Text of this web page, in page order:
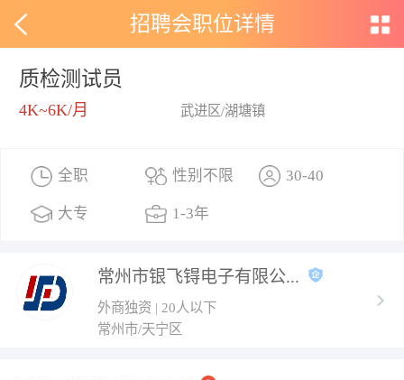
招聘会职位详情
质检测试员
4K~6K/月 武进区/湖塘镇
全职 性别不限 30-40
大专 1-3年
常州市银飞锝电子有限公...
外商独资 | 20人以下
常州市/天宁区